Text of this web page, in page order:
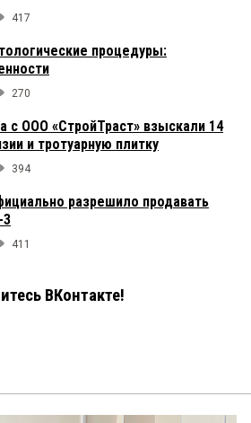
417
процедуры:
270
с ООО «СтройТраст» взыскали 14
и тротуарную плитку
394
разрешило продавать
3
411
ВКонтакте!